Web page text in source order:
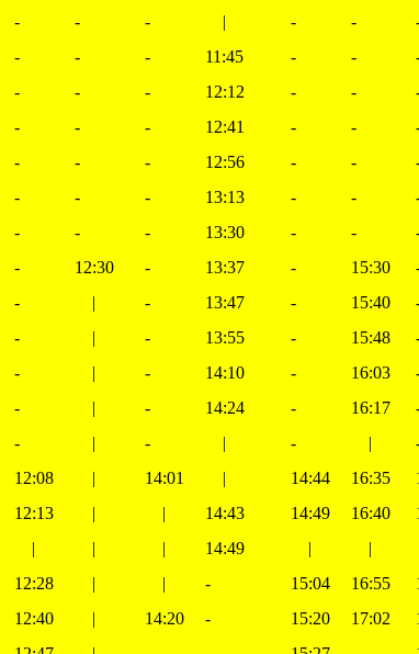
- - - | - -
- - - 11:45 - -
- - - 12:12 - -
- - - 12:41 - -
- - - 12:56 - -
- - - 13:13 - -
- - - 13:30 - -
- 12:30 - 13:37 - 15:30
- | - 13:47 - 15:40
- | - 13:55 - 15:48
- | - 14:10 - 16:03
- | - 14:24 - 16:17
- | - | - |
12:08 | 14:01 | 14:44 16:35
12:13 | | 14:43 14:49 16:40
| | | 14:49 | |
12:28 | | - 15:04 16:55
12:40 | 14:20 - 15:20 17:02